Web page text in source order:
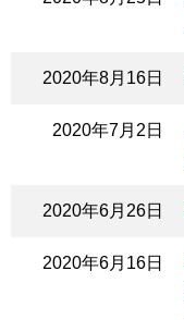
2020年8月16日
2020年7月2日
2020年6月26日
2020年6月16日